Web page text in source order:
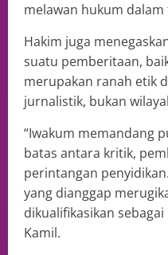
melawan hukum
Hakim juga
suatu pemberitaan,
merupakan ranah etik
jurnalistik, bukan
“Iwakum memandang
batas antara kritik,
perintangan
yang dianggap
dikualifikasikan sebagai
Kamil.